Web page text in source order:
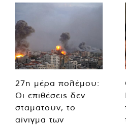
27η μέρα πολέμου:
Οι επιθέσεις δεν
σταματούν, το
αίνιγμα των